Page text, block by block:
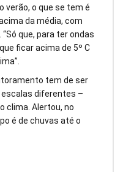
verão, o que se tem é
da média, com
que, para ter ondas
ficar acima de 5º C
tem de ser
diferentes –
clima. Alertou, no
é de chuvas até o